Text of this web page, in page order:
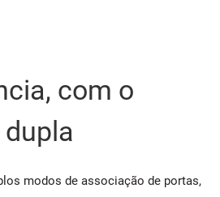
com o
modos de associação de portas,